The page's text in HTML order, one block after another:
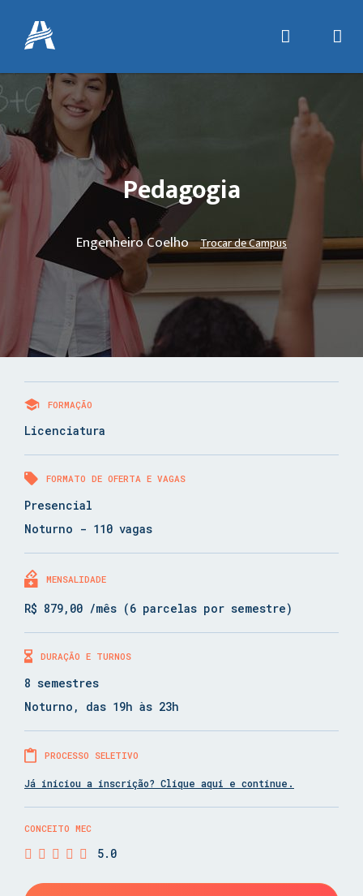
Pedagogia
Engenheiro Coelho Trocar de Campus
FORMAÇÃO
Licenciatura
FORMATO DE OFERTA E VAGAS
Presencial
Noturno - 110 vagas
MENSALIDADE
R$ 879,00 /mês (6 parcelas por semestre)
DURAÇÃO E TURNOS
8 semestres
Noturno, das 19h às 23h
PROCESSO SELETIVO
Já iniciou a inscrição? Clique aqui e continue.
CONCEITO MEC
5.0